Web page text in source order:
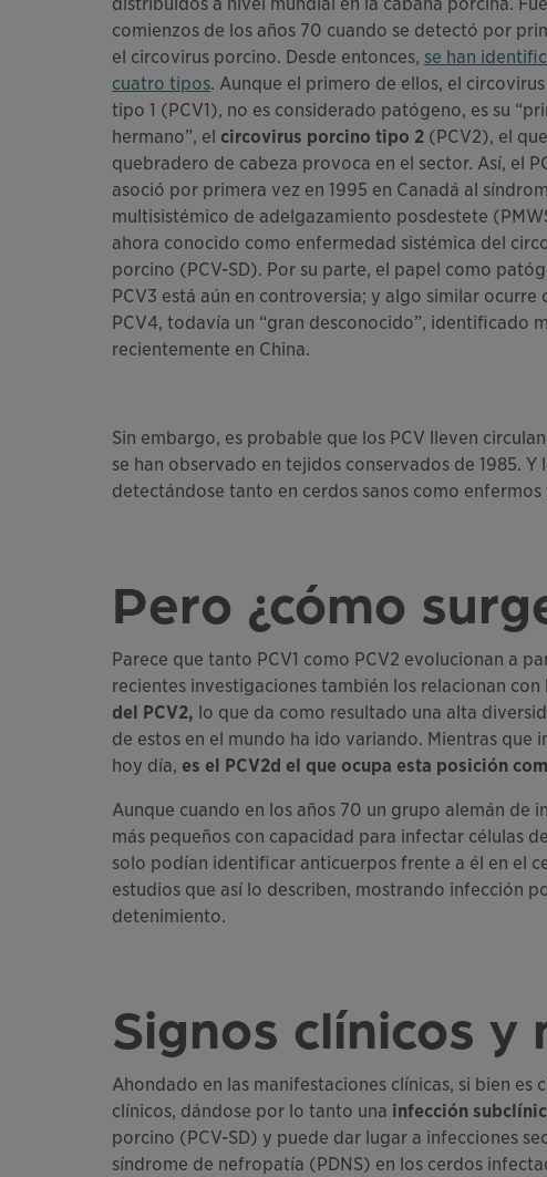
distribuidos a nivel mundial en la cabaña porcina.
comienzos de los años 70 cuando se detectó por
el circovirus porcino. Desde entonces, se han
cuatro tipos. Aunque el primero de ellos, el
tipo 1 (PCV1), no es considerado patógeno, es su
hermano”, el circovirus porcino tipo 2 (PCV2), el
quebradero de cabeza provoca en el sector. Así, el
asoció por primera vez en 1995 en Canadá al
multisistémico de adelgazamiento posdestete
ahora conocido como enfermedad sistémica del
porcino (PCV-SD). Por su parte, el papel como
PCV3 está aún en controversia; y algo similar ocurre
PCV4, todavía un “gran desconocido”, identificado
recientemente en China.
Sin embargo, es probable que los PCV lleven
se han observado en tejidos conservados de 1985.
detectándose tanto en cerdos sanos como
Pero ¿cómo
Parece que tanto PCV1 como PCV2 evolucionan a
recientes investigaciones también los relacionan
del PCV2, lo que da como resultado una alta
de estos en el mundo ha ido variando. Mientras que
hoy día, es el PCV2d el que ocupa esta posición
Aunque cuando en los años 70 un grupo alemán de
más pequeños con capacidad para infectar células
solo podían identificar anticuerpos frente a él en el
estudios que así lo describen, mostrando infección
detenimiento.
Signos clínicos y
Ahondado en las manifestaciones clínicas, si bien
clínicos, dándose por lo tanto una infección
porcino (PCV-SD) y puede dar lugar a infecciones
síndrome de nefropatía (PDNS) en los cerdos